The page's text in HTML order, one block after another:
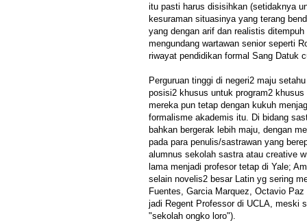
itu pasti harus disisihkan (setidaknya
kesuraman situasinya yang terang
yang dengan arif dan realistis
mengundang wartawan senior seperti
riwayat pendidikan formal Sang Datuk
Perguruan tinggi di negeri2 maju
posisi2 khusus untuk program2
mereka pun tetap dengan kukuh
formalisme akademis itu. Di bidang
bahkan bergerak lebih maju, dengan
pada para penulis/sastrawan yang
alumnus sekolah sastra atau creative
lama menjadi profesor tetap di Yale;
selain novelis2 besar Latin yg sering
Fuentes, Garcia Marquez, Octavio Paz
jadi Regent Professor di UCLA, meski
"sekolah ongko loro").